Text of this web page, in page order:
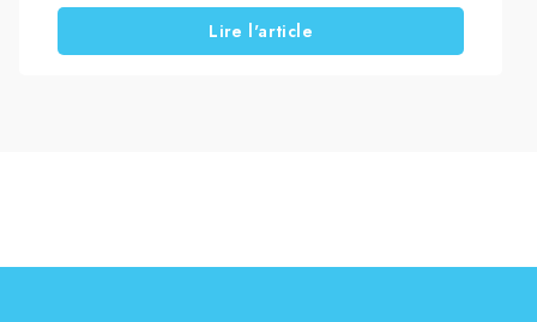
soignées dans le temps.
Les taches, les traces, l’opacification ou les
signes de corrosion ne dépendent presque
Lire l'article